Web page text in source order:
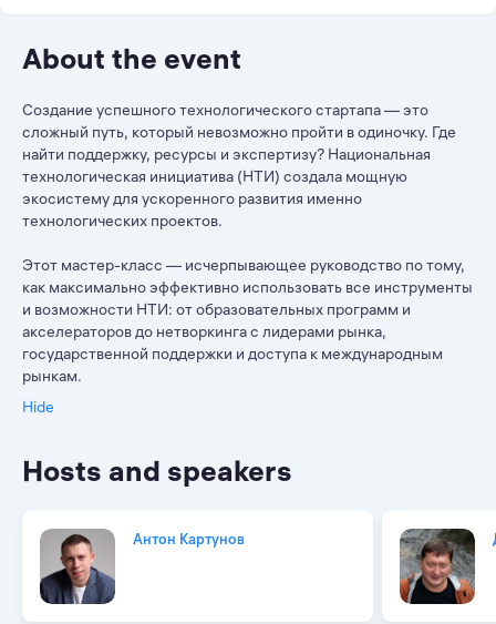
About the event
Создание успешного технологического стартапа — это
сложный путь, который невозможно пройти в одиночку. Где
найти поддержку, ресурсы и экспертизу? Национальная
технологическая инициатива (НТИ) создала мощную
экосистему для ускоренного развития именно
технологических проектов.
Этот мастер-класс — исчерпывающее руководство по тому,
как максимально эффективно использовать все инструменты
и возможности НТИ: от образовательных программ и
акселераторов до нетворкинга с лидерами рынка,
государственной поддержки и доступа к международным
рынкам.
Hide
Hosts and speakers
Антон Картунов